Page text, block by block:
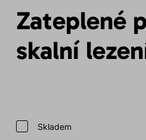
Zateplené
skalní
Skladem